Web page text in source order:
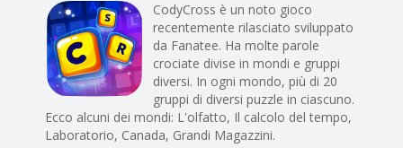
CodyCross è un noto gioco
recentemente rilasciato sviluppato
da Fanatee. Ha molte parole
crociate divise in mondi e gruppi
diversi. In ogni mondo, più di 20
gruppi di diversi puzzle in ciascuno.
Ecco alcuni dei mondi: L'olfatto, Il calcolo del tempo,
Laboratorio, Canada, Grandi Magazzini.